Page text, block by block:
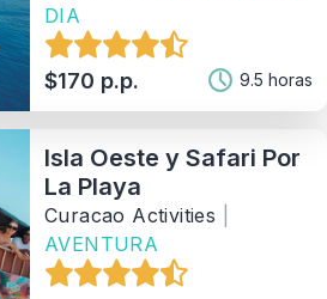
DIA
$170 p.p. 9.5 horas
Isla Oeste y Safari Por
La Playa
Curacao Activities
AVENTURA